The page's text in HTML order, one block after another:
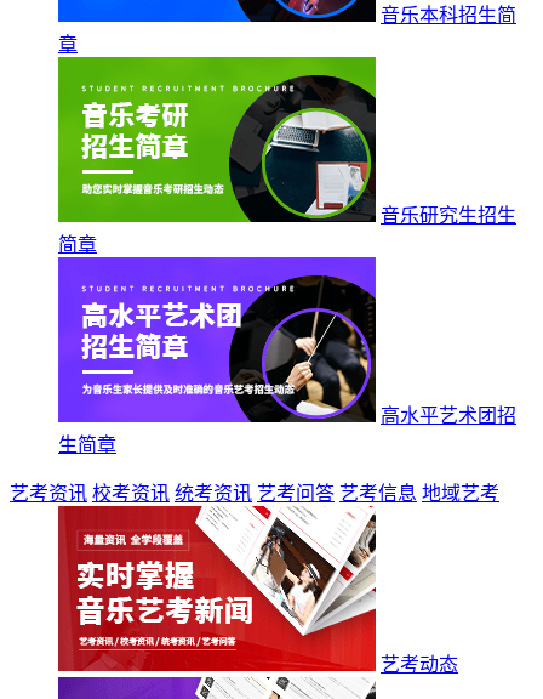
音乐本科招生简
章
音乐研究生招生
简章
高水平艺术团招
生简章
艺考资讯 校考资讯 统考资讯 艺考问答 艺考信息 地域艺考
艺考动态